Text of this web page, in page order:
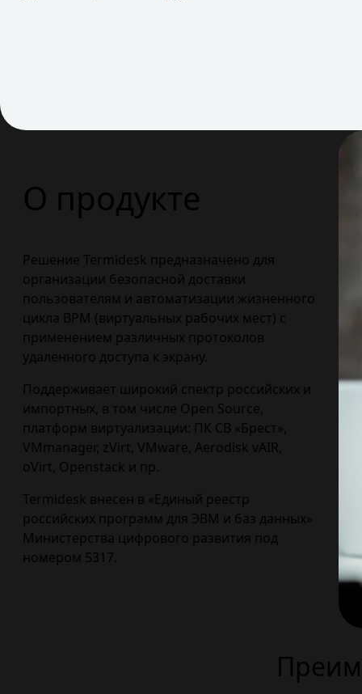
О продукте
Решение Termidesk предназначено для
организации безопасной доставки
пользователям и автоматизации жизненного
цикла ВРМ (виртуальных рабочих мест) с
применением различных протоколов
удаленного доступа к экрану.
Поддерживает широкий спектр российских и
импортных, в том числе Open Source,
платформ виртуализации: ПК СВ «Брест»,
VMmanager, zVirt, VMware, Aerodisk vAIR,
oVirt, Openstack и пр.
Termidesk внесен в «Единый реестр
российских программ для ЭВМ и баз данных»
Министерства цифрового развития под
номером 5317.